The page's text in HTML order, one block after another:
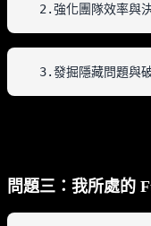
2.強化團隊效率與
3.發掘隱藏問題與
問題三：我所處的